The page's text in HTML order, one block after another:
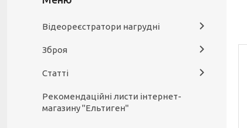
Відеореєстратори нагрудні
Зброя
Статті
Рекомендаційні листи інтернет-
магазину "Ельтиген"